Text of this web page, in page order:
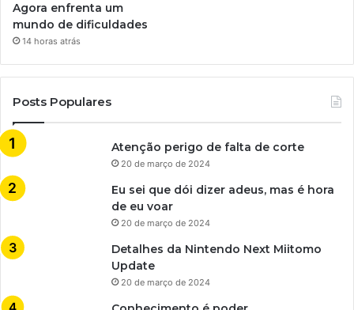
Agora enfrenta um
mundo de dificuldades
14 horas atrás
Posts Populares
Atenção perigo de falta de corte
20 de março de 2024
Eu sei que dói dizer adeus, mas é hora
de eu voar
20 de março de 2024
Detalhes da Nintendo Next Miitomo
Update
20 de março de 2024